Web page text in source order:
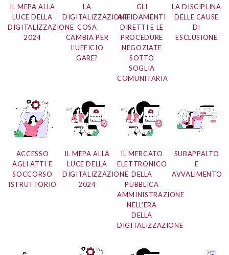
IL MEPA ALLA
LUCE DELLA
DIGITALIZZAZIONE
2024
LA
DIGITALIZZAZIONE:
COSA
CAMBIA PER
L’UFFICIO
GARE?
GLI
AFFIDAMENTI
DIRETTI E LE
PROCEDURE
NEGOZIATE
SOTTO
SOGLIA
COMUNITARIA
LA DISCIPLINA
DELLE CAUSE
DI
ESCLUSIONE
ACCESSO
AGLI ATTI E
SOCCORSO
ISTRUTTORIO
IL MEPA ALLA
LUCE DELLA
DIGITALIZZAZIONE
2024
IL MERCATO
ELETTRONICO
DELLA
PUBBLICA
AMMINISTRAZIONE
NELL’ERA
DELLA
DIGITALIZZAZIONE
SUBAPPALTO
E
AVVALIMENTO